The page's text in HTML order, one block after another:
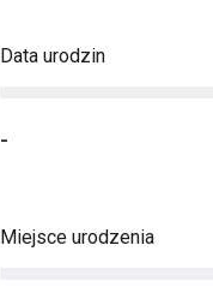
Data urodzin
-
Miejsce urodzenia